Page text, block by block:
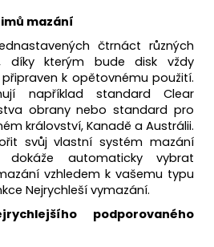
mazání
čtrnáct různých
díky kterým bude disk vždy
k opětovnému použití.
například standard Clear
obrany nebo standard pro
království, Kanadě a Austrálii.
svůj vlastní systém mazání
automaticky vybrat
vzhledem k vašemu typu
Nejrychleší vymazání.
podporovaného